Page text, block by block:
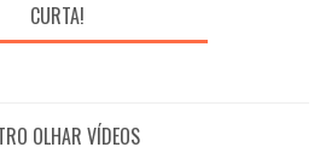
CURTA!
OLHAR VÍDEOS